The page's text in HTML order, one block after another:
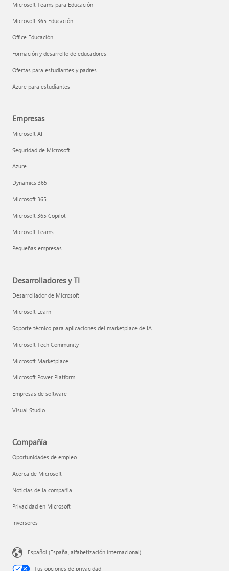
Microsoft Teams para Educación
Microsoft 365 Educación
Office Educación
Formación y desarrollo de educadores
Ofertas para estudiantes y padres
Azure para estudiantes
Empresas
Microsoft AI
Seguridad de Microsoft
Azure
Dynamics 365
Microsoft 365
Microsoft 365 Copilot
Microsoft Teams
Pequeñas empresas
Desarrolladores y TI
Desarrollador de Microsoft
Microsoft Learn
Soporte técnico para aplicaciones del marketplace de IA
Microsoft Tech Community
Microsoft Marketplace
Microsoft Power Platform
Empresas de software
Visual Studio
Compañía
Oportunidades de empleo
Acerca de Microsoft
Noticias de la compañía
Privacidad en Microsoft
Inversores
Español (España, alfabetización internacional)
Tus opciones de privacidad